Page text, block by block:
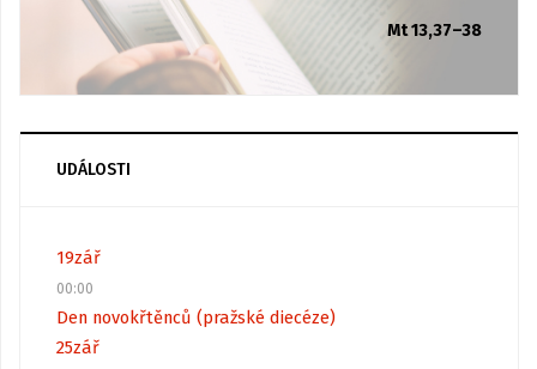
Mt 13,37–38
UDÁLOSTI
19zář
00:00
Den novokřtěnců (pražské diecéze)
25zář